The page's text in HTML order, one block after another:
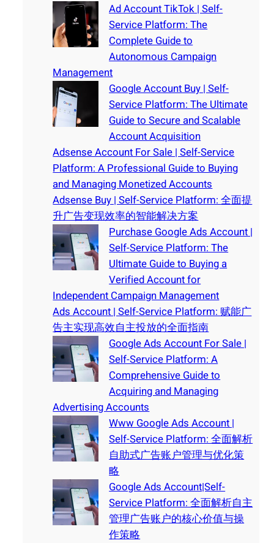
Ad Account TikTok | Self-
Service Platform: The
Complete Guide to
Autonomous Campaign
Management
Google Account Buy | Self-
Service Platform: The Ultimate
Guide to Secure and Scalable
Account Acquisition
Adsense Account For Sale | Self-Service
Platform: A Professional Guide to Buying
and Managing Monetized Accounts
Adsense Buy | Self-Service Platform: 全面提
升广告变现效率的智能解决方案
Purchase Google Ads Account |
Self-Service Platform: The
Ultimate Guide to Buying a
Verified Account for
Independent Campaign Management
Ads Account | Self-Service Platform: 赋能广
告主实现高效自主投放的全面指南
Google Ads Account For Sale |
Self-Service Platform: A
Comprehensive Guide to
Acquiring and Managing
Advertising Accounts
Www Google Ads Account |
Self-Service Platform: 全面解析
自助式广告账户管理与优化策
略
Google Ads Account|Self-
Service Platform: 全面解析自主
管理广告账户的核心价值与操
作策略